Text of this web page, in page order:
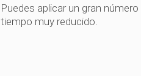
Puedes aplicar un gran
tiempo muy reducido.